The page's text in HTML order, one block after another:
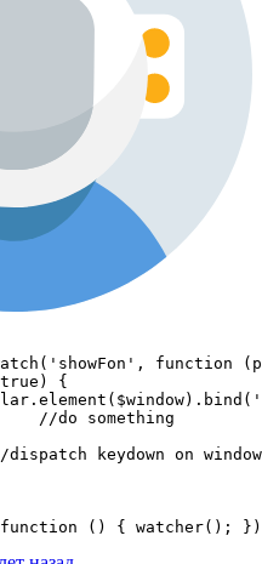
function
{
//do something
dispatch keydown on
function () { watcher(); })